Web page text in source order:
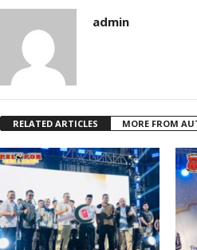
admin
RELATED ARTICLES MORE FROM